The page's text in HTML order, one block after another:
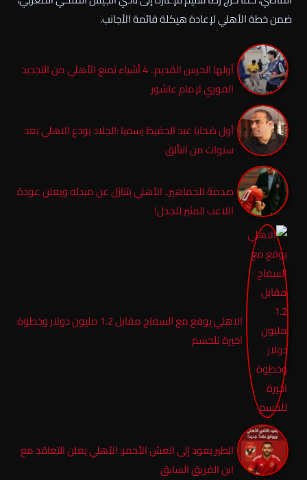
ضمن خطة الأهلي لإعادة هيكلة قائمة الأجانب.
أولها الحرس القديم.. 4 أشياء تمنع الأهلي من التجديد
الفوري لإمام عاشور
أول ضحايا عبد الحفيظ رسميا :الجلاد يودع الاهلي بعد
سنوات من التألق
صدمة للجماهير.. الأهلي يتنازل عن مبدئه ويعلن عودة
اللاعب المثير للجدل!
الاهلي يوقع مع السفاح مقابل 1.2 مليون دولار وخطوة
اخيرة للحسم
الطير يعود إلى العش الأحمر: الأهلي يعلن التعاقد مع
ابن الفريق السابق